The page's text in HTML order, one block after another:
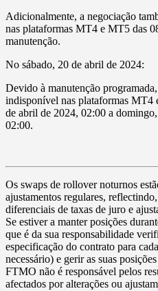
Adicionalmente, a negociação
nas plataformas MT4 e MT5 das
manutenção.
No sábado, 20 de abril de 2024:
Devido à manutenção
indisponível nas plataformas MT4
de abril de 2024, 02:00 a
02:00.
Os swaps de rollover noturnos
ajustamentos regulares,
diferenciais de taxas de juro e
Se estiver a manter posições
que é da sua responsabilidade
especificação do contrato para
necessário) e gerir as suas
FTMO não é responsável pelos
afectados por alterações ou